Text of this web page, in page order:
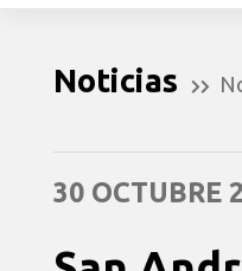
Noticias
30 OCTUBRE